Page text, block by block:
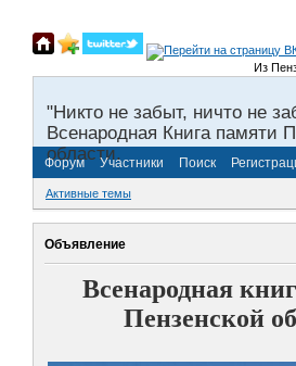
Из
"Никто не забыт, ничто не
Всенародная Книга памяти
области.
Форум Участники Поиск
Активные темы
Объявление
Всенародная
Пензенской